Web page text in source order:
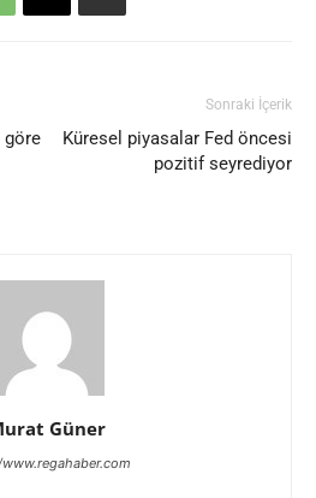
göre
Sonraki İçerik
Küresel piyasalar Fed öncesi
pozitif seyrediyor
Güner